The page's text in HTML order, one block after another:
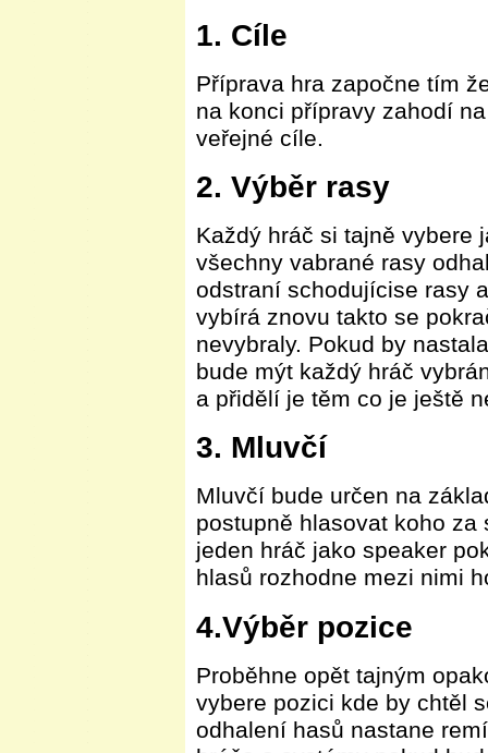
1. Cíle
Příprava hra započne tím
na konci přípravy zahodí
veřejné cíle.
2. Výběr rasy
Každý hráč si tajně vybere
všechny vabrané rasy
odstraní schodujícise rasy
vybírá znovu takto se
nevybraly. Pokud by
bude mýt každý hráč
a přidělí je těm co je ještě
3. Mluvčí
Mluvčí bude určen na
postupně hlasovat koho
jeden hráč jako speaker
hlasů rozhodne mezi nimi
4.Výběr pozice
Proběhne opět tajným
vybere pozici kde by chtěl
odhalení hasů nastane